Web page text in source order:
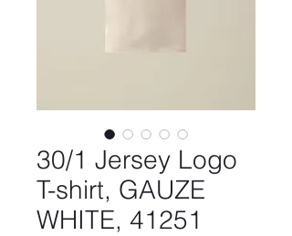
30/1 Jersey Logo
T-shirt, GAUZE
WHITE, 41251